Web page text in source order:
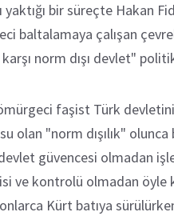
yaktığı bir süreçte Hakan
baltalamaya çalışan
norm dışı devlet"
faşist Türk
olan "norm dışılık"
güvencesi olmadan
ve kontrolü olmadan
Kürt batıya